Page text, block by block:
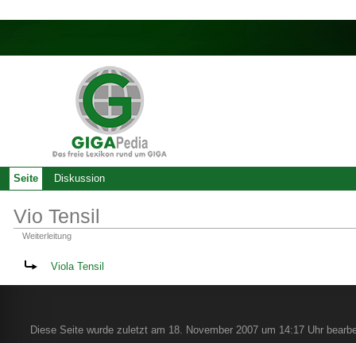
Vio Tensil
Weiterleitung
Weiterleitung nach:
Viola Tensil
Seite Diskussion
Diese Seite wurde zuletzt am 18. November 2007 um 14:17 Uhr